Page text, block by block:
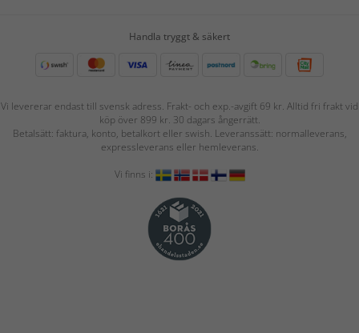
Handla tryggt & säkert
Vi levererar endast till svensk adress. Frakt- och exp.-avgift 69 kr. Alltid fri frakt vid
köp över 899 kr. 30 dagars ångerrätt.
Betalsätt: faktura, konto, betalkort eller swish. Leveranssätt: normalleverans,
expressleverans eller hemleverans.
Vi finns i: